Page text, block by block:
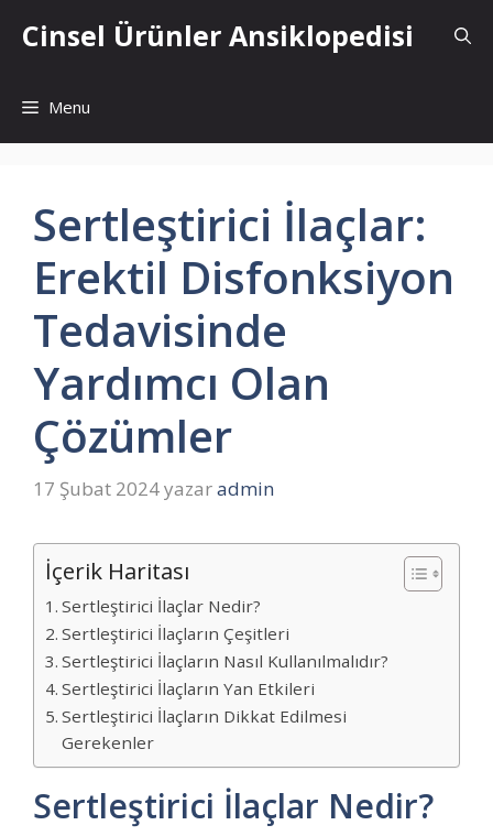
atlaCinsel Ürünler Ansiklopedisi
Menu
Sertleştirici İlaçlar:
Erektil Disfonksiyon
Tedavisinde
Yardımcı Olan
Çözümler
17 Şubat 2024yazaradmin
İçerik Haritası
Sertleştirici İlaçlar Nedir?
Sertleştirici İlaçların Çeşitleri
Sertleştirici İlaçların Nasıl Kullanılmalıdır?
Sertleştirici İlaçların Yan Etkileri
Sertleştirici İlaçların Dikkat Edilmesi
Gerekenler
Sertleştirici İlaçlar Nedir?